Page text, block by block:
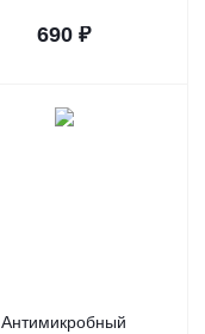
690 ₽
Антимикробный